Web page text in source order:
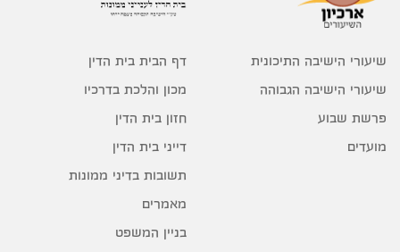
שיעורי הישיבה התיכונית
שיעורי הישיבה הגבוהה
פרשת שבוע
מועדים
דף הבית בית הדין
מכון והלכת בדרכיו
חזון בית הדין
דייני בית הדין
תשובות בדיני ממונות
מאמרים
בניין המשפט